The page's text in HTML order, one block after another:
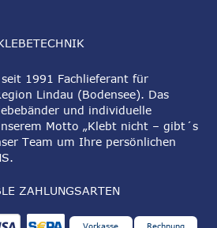
1991 Fachlieferant für
Lindau (Bodensee). Das
und individuelle
Motto „Klebt nicht – gibt´s
Team um Ihre persönlichen
.
ZAHLUNGSARTEN
Vorkasse Rechnung